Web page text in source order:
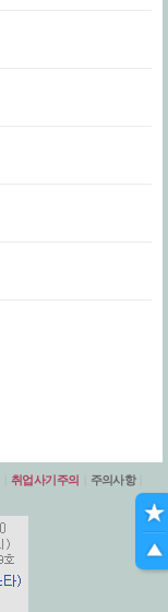
취업사기주의 주의사항